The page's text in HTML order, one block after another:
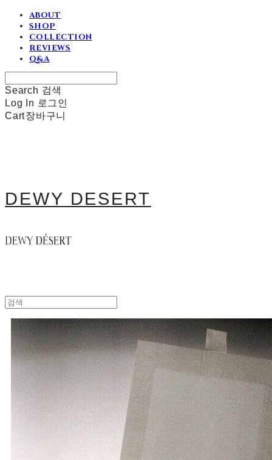
ABOUT
SHOP
COLLECTION
REVIEWS
Q&A
Search 검색
Log In 로그인
Cart장바구니
DEWY DESERT